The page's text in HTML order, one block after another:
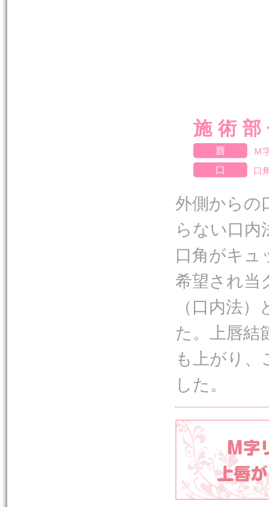
施術
唇
Ｍ
口
口
外側からの
らない口
口角がキュ
希望され当
（口内法
た。上唇結
も上がり
した。